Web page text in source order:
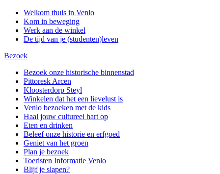
Welkom thuis in Venlo
Kom in beweging
Werk aan de winkel
De tijd van je (studenten)leven
Bezoek
Bezoek onze historische binnenstad
Pittoresk Arcen
Kloosterdorp Steyl
Winkelen dat het een lievelust is
Venlo bezoeken met de kids
Haal jouw cultureel hart op
Eten en drinken
Beleef onze historie en erfgoed
Geniet van het groen
Plan je bezoek
Toeristen Informatie Venlo
Blijf je slapen?